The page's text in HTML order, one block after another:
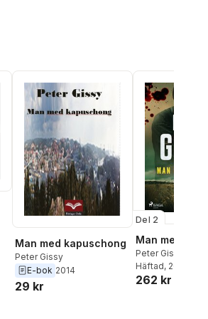
röster:
Man med kapuschong
Peter Gissy
E-bok 2014
29 kr
Del 2
Man med
Peter Gissy
Häftad, 2025
262 kr